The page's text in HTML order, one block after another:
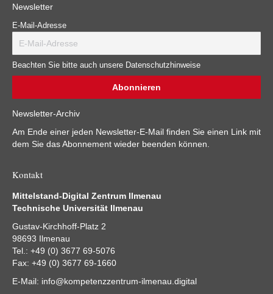
Newsletter
E-Mail-Adresse
Beachten Sie bitte auch unsere Datenschutzhinweise
Newsletter-Archiv
Am Ende einer jeden Newsletter-E-Mail finden Sie einen Link mit
dem Sie das Abonnement wieder beenden können.
Kontakt
Mittelstand-Digital Zentrum Ilmenau
Technische Universität Ilmenau
Gustav-Kirchhoff-Platz 2
98693 Ilmenau
Tel.: +49 (0) 3677 69-5076
Fax: +49 (0) 3677 69-1660
E-Mail: info@kompetenzzentrum-ilmenau.digital